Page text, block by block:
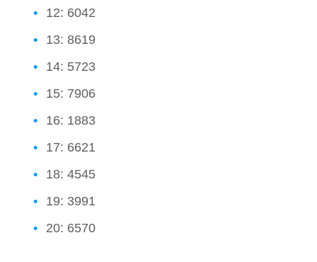
12: 6042
13: 8619
14: 5723
15: 7906
16: 1883
17: 6621
18: 4545
19: 3991
20: 6570